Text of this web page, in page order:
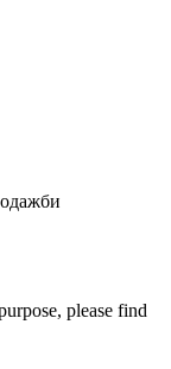
please find